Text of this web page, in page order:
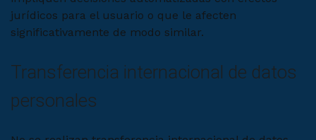
jurídicos para el usuario o que le afecten
significativamente de modo similar.
Transferencia internacional de datos
personales